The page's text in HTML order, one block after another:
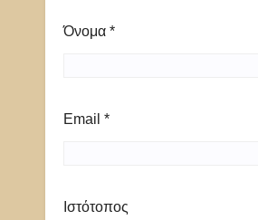
Όνομα *
Email *
Ιστότοπος